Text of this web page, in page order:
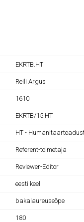
EKRTB.HT
Reili Argus
1610
EKRTB/15.HT
HT -
Referent-toimetaja
Reviewer-Editor
eesti keel
bakalaureuseõpe
180